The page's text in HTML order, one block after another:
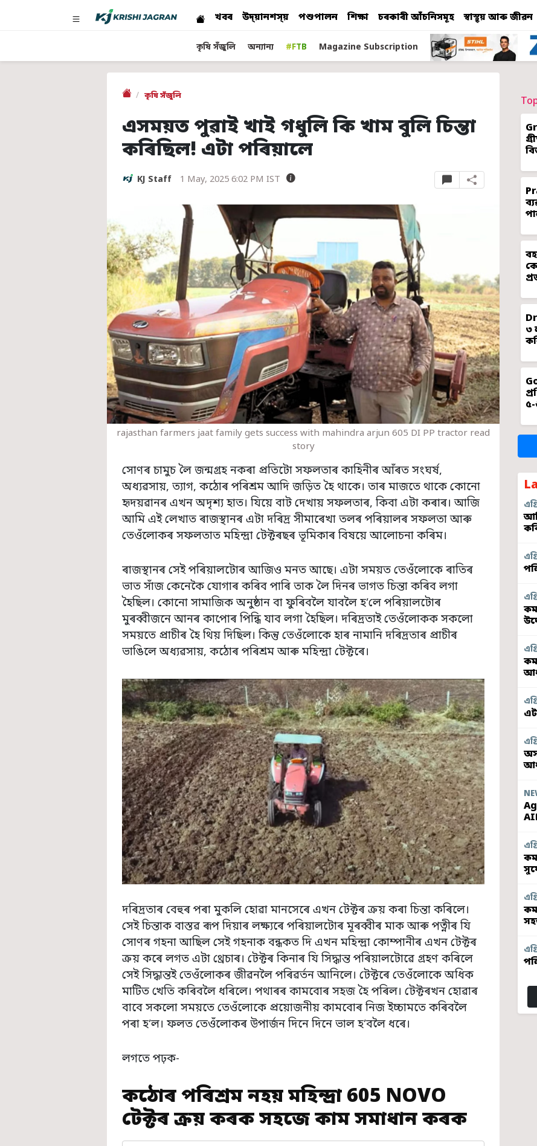
খবৰ উদ্য়ানশস্য় পশুপালন শিক্ষা চৰকাৰী আঁচনিসমূহ স্বাস্থ্য় আৰু জীৱন
কৃষি সঁজুলি অন্যান্য #FTB Magazine Subscription
কৃষি সঁজুলি
এসময়ত পুৱাই খাই গধুলি কি খাম বুলি চিন্তা
কৰিছিল! এটা পৰিয়ালে
KJ Staff 1 May, 2025 6:02 PM IST
rajasthan farmers jaat family gets success with mahindra arjun 605 DI PP tractor read
story
সোণৰ চামুচ লৈ জন্মগ্ৰহ নকৰা প্ৰতিটো সফলতাৰ কাহিনীৰ আঁৰত সংঘৰ্ষ,
অধ্যৱসায়, ত্যাগ, কঠোৰ পৰিশ্ৰম আদি জড়িত হৈ থাকে। তাৰ মাজতে থাকে কোনো
হৃদয়ৱানৰ এখন অদৃশ্য হাত। যিয়ে বাট দেখায় সফলতাৰ, কিবা এটা কৰাৰ। আজি
আমি এই লেখাত ৰাজস্থানৰ এটা দৰিদ্ৰ সীমাৰেখা তলৰ পৰিয়ালৰ সফলতা আৰু
তেওঁলোকৰ সফলতাত মহিন্দ্ৰা টেক্টৰছৰ ভূমিকাৰ বিষয়ে আলোচনা কৰিম।
ৰাজস্থানৰ সেই পৰিয়ালটোৰ আজিও মনত আছে। এটা সময়ত তেওঁলোকে ৰাতিৰ
ভাত সাঁজ কেনেকৈ যোগাৰ কৰিব পাৰি তাক লৈ দিনৰ ভাগত চিন্তা কৰিব লগা
হৈছিল। কোনো সামাজিক অনুষ্ঠান বা ফুৰিবলৈ যাবলৈ হ’লে পৰিয়ালটোৰ
মুৰব্বীজনে আনৰ কাপোৰ পিন্ধি যাব লগা হৈছিল। দৰিদ্ৰতাই তেওঁলোকক সকলো
সময়তে প্ৰাচীৰ হৈ থিয় দিছিল। কিন্তু তেওঁলোকে হাৰ নামানি দৰিদ্ৰতাৰ প্ৰাচীৰ
ভাঙিলে অধ্যৱসায়, কঠোৰ পৰিশ্ৰম আৰু মহিন্দ্ৰা টেক্টৰে।
দৰিদ্ৰতাৰ বেহুৰ পৰা মুকলি হোৱা মানসেৰে এখন টেক্টৰ ক্ৰয় কৰা চিন্তা কৰিলে।
সেই চিন্তাক বাস্তৱ ৰূপ দিয়াৰ লক্ষ্যৰে পৰিয়ালটোৰ মূৰব্বীৰ মাক আৰু পত্নীৰ যি
সোণৰ গহনা আছিল সেই গহনাক বন্ধকত দি এখন মহিন্দ্ৰা কোম্পানীৰ এখন টেক্টৰ
ক্ৰয় কৰে লগত এটা থ্ৰেচাৰ। টেক্টৰ কিনাৰ যি সিদ্ধান্ত পৰিয়ালটোৱে গ্ৰহণ কৰিলে
সেই সিদ্ধান্তই তেওঁলোকৰ জীৱনলৈ পৰিৱৰ্তন আনিলে। টেক্টৰে তেওঁলোকে অধিক
মাটিত খেতি কৰিবলৈ ধৰিলে। পথাৰৰ কামবোৰ সহজ হৈ পৰিল। টেক্টৰখন হোৱাৰ
বাবে সকলো সময়তে তেওঁলোকে প্ৰয়োজনীয় কামবোৰ নিজ ইচ্চামতে কৰিবলৈ
পৰা হ’ল। ফলত তেওঁলোকৰ উপাৰ্জন দিনে দিনে ভাল হ’বলৈ ধৰে।
লগতে পঢ়ক-
কঠোৰ পৰিশ্ৰম নহয় মহিন্দ্ৰা 605 NOVO
টেক্টৰ ক্ৰয় কৰক সহজে কাম সমাধান কৰক
৩
কম